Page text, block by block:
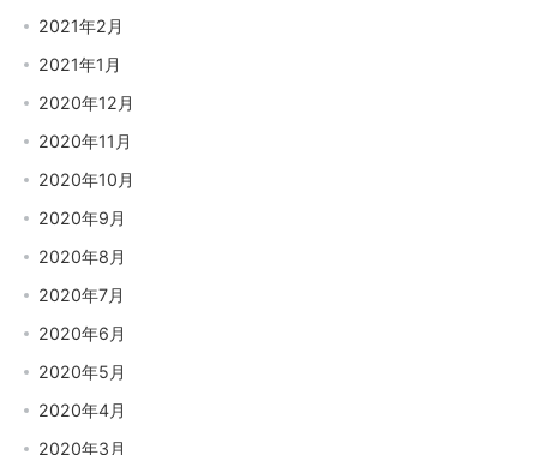
2021年2月
2021年1月
2020年12月
2020年11月
2020年10月
2020年9月
2020年8月
2020年7月
2020年6月
2020年5月
2020年4月
2020年3月